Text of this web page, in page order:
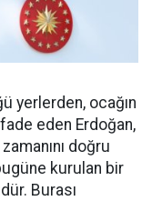
yerlerden, ocağın
eden Erdoğan,
doğru
kurulan bir
Burası